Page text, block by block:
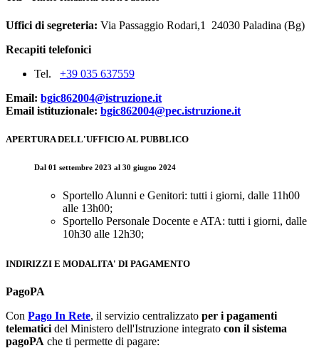
Uffici di segreteria: Via Passaggio Rodari,1 24030 Paladina (Bg)
Recapiti telefonici
Tel. +39 035 637559
Email: bgic862004@istruzione.it
Email istituzionale: bgic862004@pec.istruzione.it
APERTURA DELL'UFFICIO AL PUBBLICO
Dal 01 settembre 2023 al 30 giugno 2024
Sportello Alunni e Genitori: tutti i giorni, dalle 11h00
alle 13h00;
Sportello Personale Docente e ATA: tutti i giorni, dalle
10h30 alle 12h30;
INDIRIZZI E MODALITA' DI PAGAMENTO
PagoPA
Con Pago In Rete, il servizio centralizzato per i pagamenti
telematici del Ministero dell'Istruzione integrato con il sistema
pagoPA che ti permette di pagare: